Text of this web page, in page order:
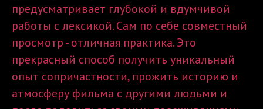
предусматривает глубокой и вдумчивой
работы с лексикой. Сам по себе совместный
просмотр - отличная практика. Это
прекрасный способ получить уникальный
опыт сопричастности, прожить историю и
атмосферу фильма с другими людьми и